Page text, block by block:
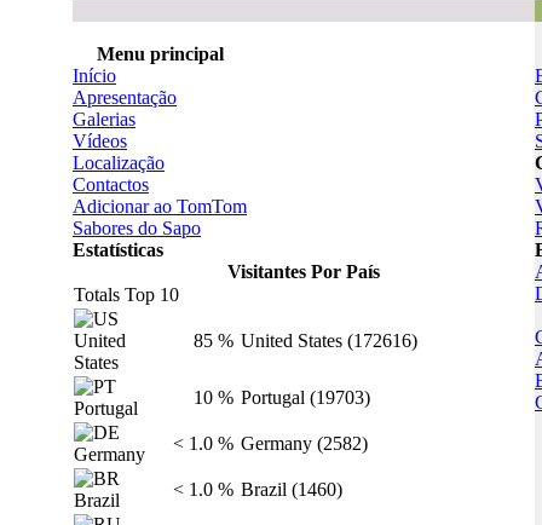
Menu principal
Início
Apresentação
Galerias
Vídeos
Localização
Contactos
Adicionar ao TomTom
Sabores do Sapo
Estatísticas
Visitantes Por País
Totals Top 10
85 % United States (172616)
10 % Portugal (19703)
< 1.0 % Germany (2582)
< 1.0 % Brazil (1460)